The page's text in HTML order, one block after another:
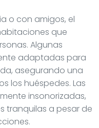
o con amigos, el
que
Algunas
adaptadas para
asegurando una
los huéspedes. Las
insonorizadas,
tranquilas a pesar de